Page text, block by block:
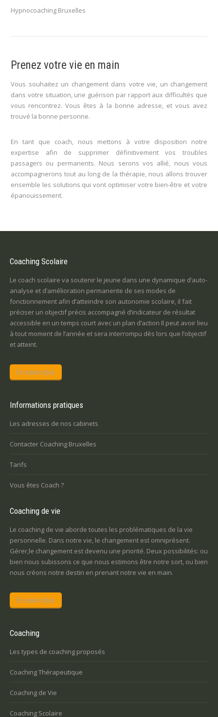
Hypnocoaching Bruxelles
Prenez votre vie en main
Vous souhaitez un changement dans votre vie, un changement
dans votre situation, une guérison par rapport aux difficultés que
vous rencontrez. Vous êtes à la bonne adresse, et vous avez
trouvé la bonne personne.
En tant que coach, nous mettons à votre disposition notre
expertise afin de supprimer définitivement vos troubles
passagers ou permanents. Nous serons vos allié, nous vous
accompagnerons tout au long de la thérapie, nous allons trouver
ensemble les solutions qui vont optimiser votre bien-être et votre
épanouissement.
Coaching Scolaire
Le coach scolaire va soutenir le jeune dans une dynamique d’auto-
analyse et d’amélioration permanente de ses modes de
fonctionnement afin d’atteindre son autonomie scolaire, il fait
préciser un objectif précis accompagné d’indicateur de résultat
accessible en un temps court avec un plan d’action Il peut avoir lieu
à tout moment de l’année et sera interrompu dès lors que l’objectif
et atteint.
En savoir plus
Informations pratiques
Les adresses de nos cabinets
Contacter Coaching Bruxelles
Tarifs
Vous êtes Coach ?
Coaching de vie
Le coaching de vie aborde toutes les problématiques de la vie
personnelle. Dans notre vie, le changement est omniprésent.
Gérer,le changement est devenu une priorité. Deux possibilités: ou
bien nous subissons ce que nous estimons être notre sort, ou bien
nous créons notre destin en prenant notre vie en main.
En savoir plus
Coaching
Les types de coaching proposés
Coaching Thérapeutique
Coaching de Vie
Coaching Scolaire